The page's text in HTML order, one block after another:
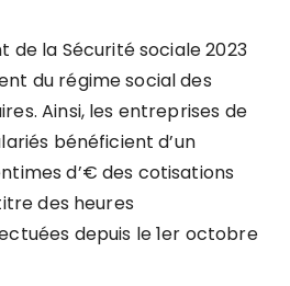
de la Sécurité sociale 2023
du régime social des
Ainsi, les entreprises de
bénéficient d’un
d’€ des cotisations
des heures
depuis le 1er octobre